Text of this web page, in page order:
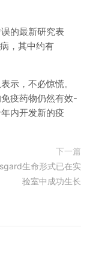
的最新研究表
，其中约有
示，不必惊慌。
疫药物仍然有效-
内开发新的疫
下一篇
生命形式已在实
验室中成功生长